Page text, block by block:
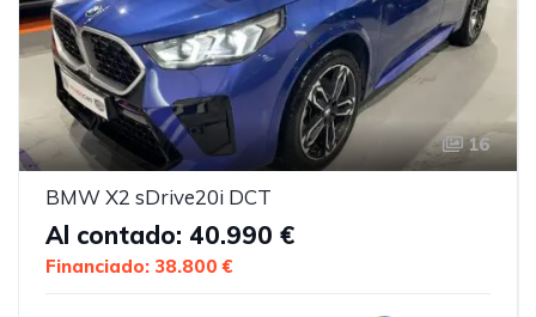
16
BMW X2 sDrive20i DCT
Al contado: 40.990 €
Financiado: 38.800 €